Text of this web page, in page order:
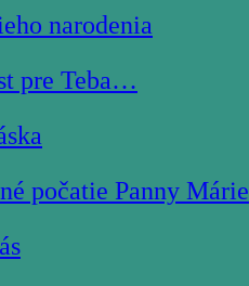
narodenia
pre Teba…
počatie Panny Márie